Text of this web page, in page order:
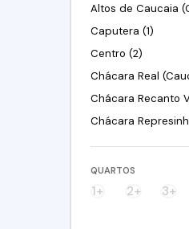
Caputera (1)
Centro (2)
Chácara Recanto
Chácara
Chácara
Chácara Vista
Chácaras São
QUARTOS
1+ 2+ 3+